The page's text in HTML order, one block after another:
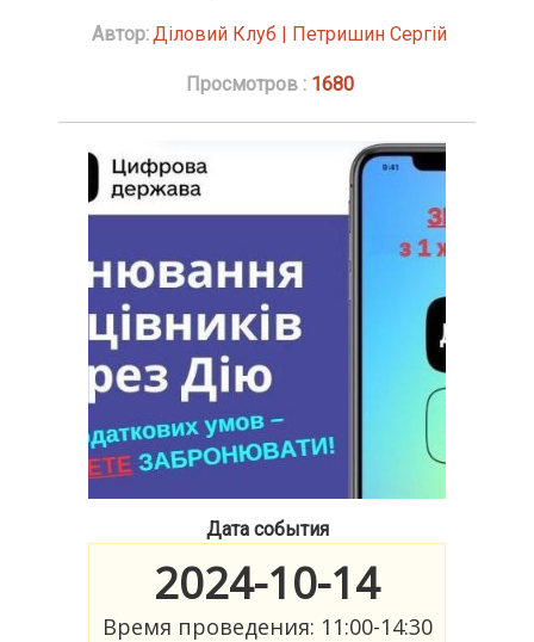
Автор:Діловий Клуб | Петришин Сергій
Просмотров : 1680
Дата события
2024-10-14
Время проведения: 11:00-14:30